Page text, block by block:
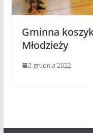
Gminna
Młodzieży
2 grudnia 2022